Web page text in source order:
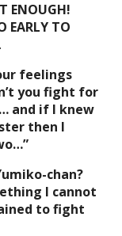
ENOUGH!
EARLY TO
feelings
you fight for
and if I knew
then I
chan?
I cannot
to fight